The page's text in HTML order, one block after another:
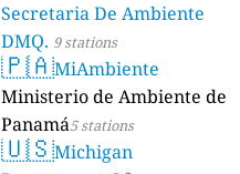
Secretaria De Ambiente
DMQ. 9 stations
🇵🇦MiAmbiente
Ministerio de Ambiente de
Panamá5 stations
🇺🇸Michigan